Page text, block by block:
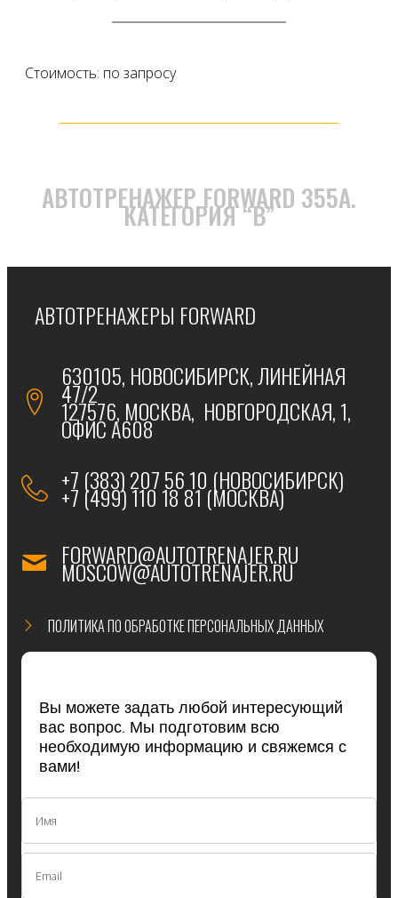
АВТОТРЕНАЖЕР FORWARD 355А.
КАТЕГОРИЯ “B”
Стоимость: по запросу
АВТОТРЕНАЖЕРЫ FORWARD
630105, НОВОСИБИРСК, ЛИНЕЙНАЯ
47/2
127576, МОСКВА, НОВГОРОДСКАЯ, 1,
ОФИС А608
+7 (383) 207 56 10 (НОВОСИБИРСК)
+7 (499) 110 18 81 (МОСКВА)
FORWARD@AUTOTRENAJER.RU
MOSCOW@AUTOTRENAJER.RU
ПОЛИТИКА ПО ОБРАБОТКЕ ПЕРСОНАЛЬНЫХ ДАННЫХ
Вы можете задать любой интересующий
вас вопрос. Мы подготовим всю
необходимую информацию и свяжемся с
вами!